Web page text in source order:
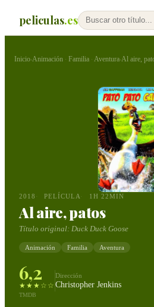
peliculas.es
Inicio›Animación · Familia · Aventura›Al aire,
2018 PELÍCULA 1H 22MIN
Al aire, patos
Título original: Duck Duck Goose
Animación Familia Aventura
6,2
★★★☆☆
TMDB
Dirección
Christopher Jenkins